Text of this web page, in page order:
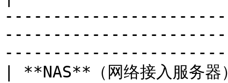
| **NAS**（网络接入